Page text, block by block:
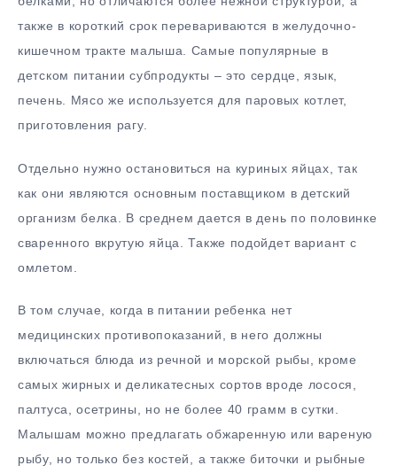
также в короткий срок перевариваются в желудочно-
кишечном тракте малыша. Самые популярные в
детском питании субпродукты – это сердце, язык,
печень. Мясо же используется для паровых котлет,
приготовления рагу.
Отдельно нужно остановиться на куриных яйцах, так
как они являются основным поставщиком в детский
организм белка. В среднем дается в день по половинке
сваренного вкрутую яйца. Также подойдет вариант с
омлетом.
В том случае, когда в питании ребенка нет
медицинских противопоказаний, в него должны
включаться блюда из речной и морской рыбы, кроме
самых жирных и деликатесных сортов вроде лосося,
палтуса, осетрины, но не более 40 грамм в сутки.
Малышам можно предлагать обжаренную или вареную
рыбу, но только без костей, а также биточки и рыбные